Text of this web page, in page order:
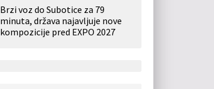
Brzi voz do Subotice za 79
minuta, država najavljuje nove
kompozicije pred EXPO 2027